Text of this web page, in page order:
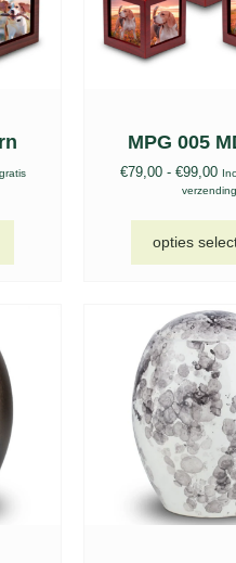
MPG 005
€79,00 - €99,00
opties